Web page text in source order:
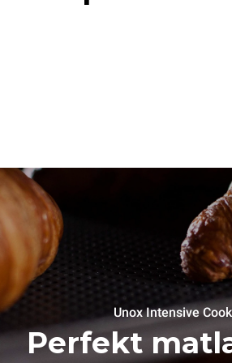
Unox Intensive
Perfekt